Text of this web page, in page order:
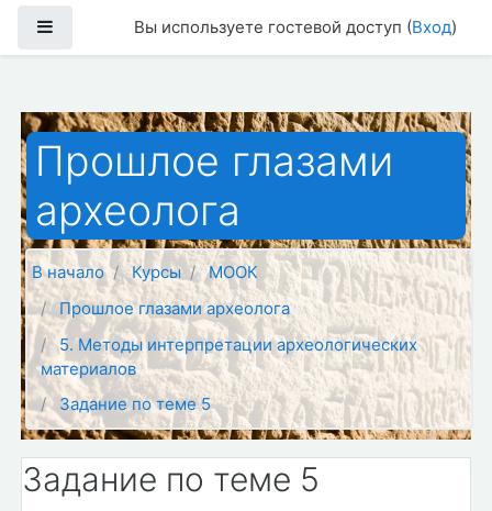
Боковая панельВы используете гостевой доступ (Вход)
Прошлое глазами
археолога
В начало Курсы
МООК
Прошлое глазами археолога
5. Методы интерпретации археологических
материалов
Задание по теме 5
Задание по теме 5